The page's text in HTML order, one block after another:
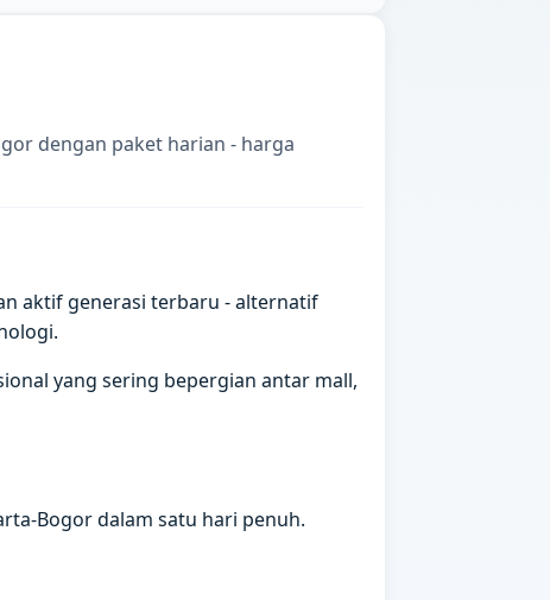
dengan paket harian - harga
aktif generasi terbaru - alternatif
yang sering bepergian antar mall,
Bogor dalam satu hari penuh.